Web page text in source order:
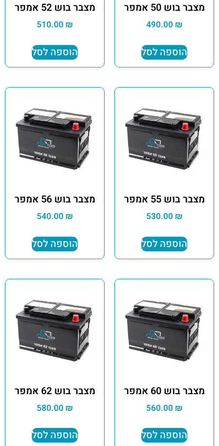
מצבר בוש 50 אמפר
490.00 ₪
הוספה לסל
מצבר בוש 52 אמפר
510.00 ₪
הוספה לסל
מצבר בוש 55 אמפר
530.00 ₪
הוספה לסל
מצבר בוש 56 אמפר
540.00 ₪
הוספה לסל
מצבר בוש 60 אמפר
560.00 ₪
הוספה לסל
מצבר בוש 62 אמפר
580.00 ₪
הוספה לסל